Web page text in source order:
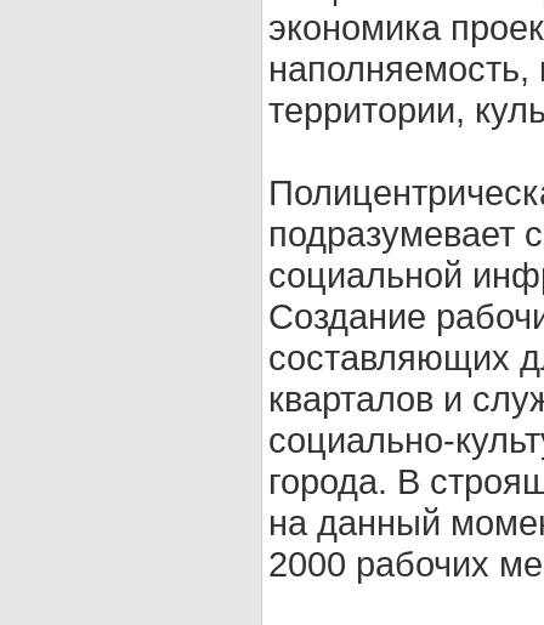
экономика
наполняемость,
территории,
подразумевает
социальной
Создание
составляющих
кварталов и
социально-
города. В
на данный
2000 рабочих